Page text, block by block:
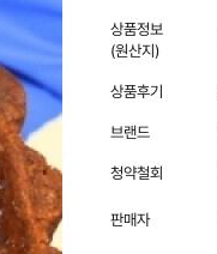
상품정보
(원산지)
상품후기
브랜드
청약철회
판매자